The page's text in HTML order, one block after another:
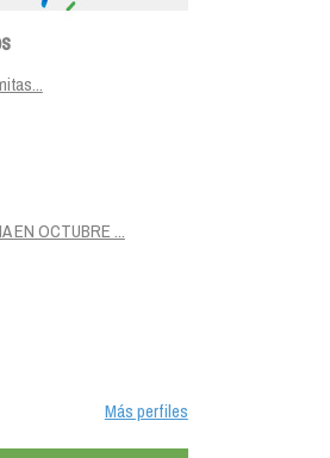
EN OCTUBRE ...
Más perfiles